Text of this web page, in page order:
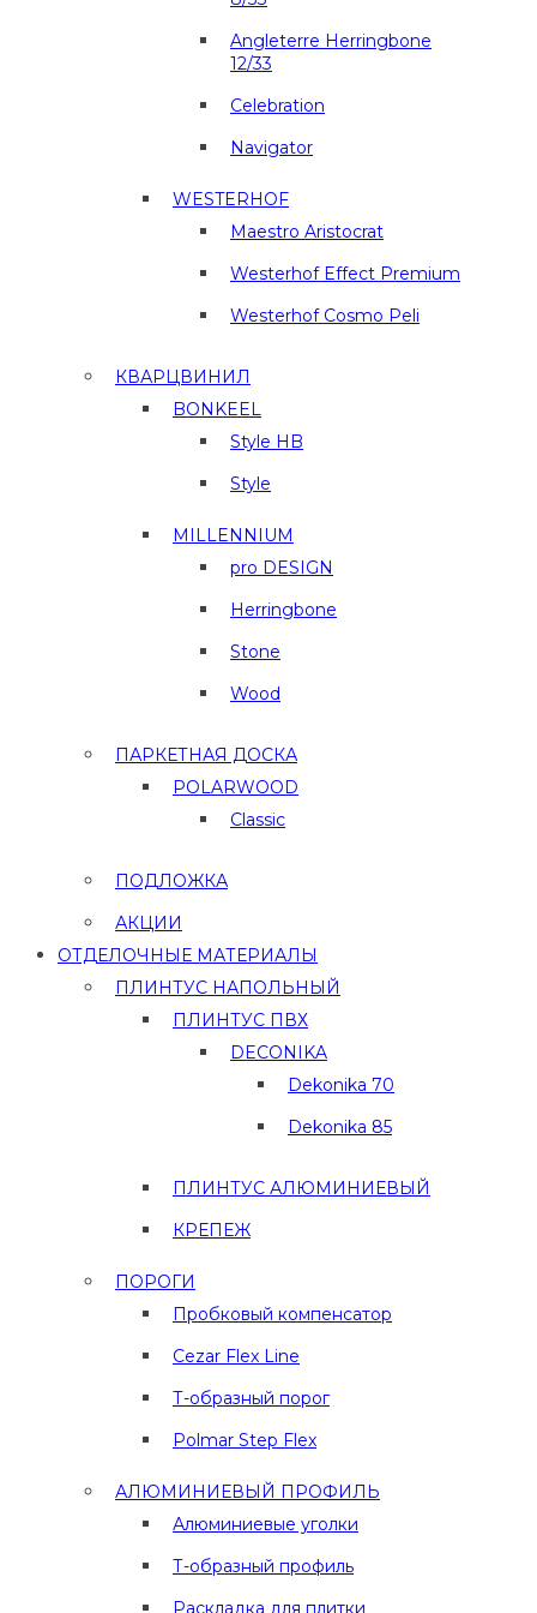
Angleterre Herringbone
12/33
Celebration
Navigator
WESTERHOF
Maestro Aristocrat
Westerhof Effect Premium
Westerhof Cosmo Peli
КВАРЦВИНИЛ
BONKEEL
Style HB
Style
MILLENNIUM
pro DESIGN
Herringbone
Stone
Wood
ПАРКЕТНАЯ ДОСКА
POLARWOOD
Classic
ПОДЛОЖКА
АКЦИИ
ОТДЕЛОЧНЫЕ МАТЕРИАЛЫ
ПЛИНТУС НАПОЛЬНЫЙ
ПЛИНТУС ПВХ
DECONIKA
Dekonika 70
Dekonika 85
ПЛИНТУС АЛЮМИНИЕВЫЙ
КРЕПЕЖ
ПОРОГИ
Пробковый компенсатор
Cezar Flex Line
Т-образный порог
Polmar Step Flex
АЛЮМИНИЕВЫЙ ПРОФИЛЬ
Алюминиевые уголки
Т-образный профиль
Раскладка для плитки